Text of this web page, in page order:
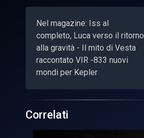
Nel magazine: Iss al
completo, Luca verso il ritorno
alla gravità - Il mito di Vesta
raccontato VIR -833 nuovi
mondi per Kepler
Correlati